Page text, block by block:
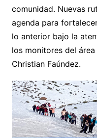
comunidad. Nuevas
agenda para
lo anterior bajo la
los monitores del
Christian Faúndez.